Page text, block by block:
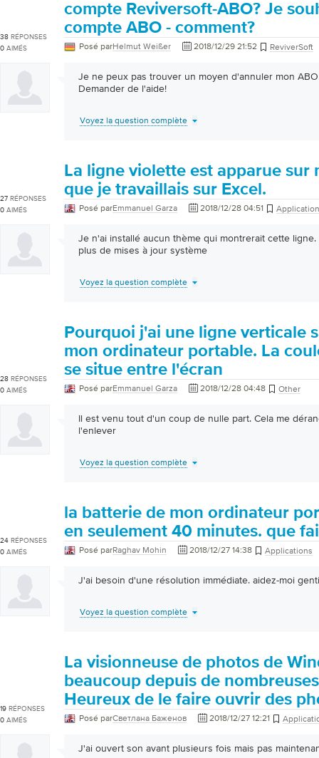
38 RÉPONSES
0 AIMÉS
compte Reviversoft-ABO? Je
compte ABO - comment?
Posé parHelmut Weißer 2018/12/29 21:52 ReviverSoft
Je ne peux pas trouver un moyen d'annuler mon
Demander de l'aide!
Voyez la question complète
27 RÉPONSES
0 AIMÉS
La ligne violette est apparue sur
que je travaillais sur Excel.
Posé parEmmanuel Garza 2018/12/28 04:51
Je n'ai installé aucun thème qui montrerait cette
plus de mises à jour système
Voyez la question complète
28 RÉPONSES
0 AIMÉS
Pourquoi j'ai une ligne verticale
mon ordinateur portable. La
se situe entre l'écran
Posé parEmmanuel Garza 2018/12/28 04:48 Other
Il est venu tout d'un coup de nulle part. Cela me
l'enlever
Voyez la question complète
24 RÉPONSES
0 AIMÉS
la batterie de mon ordinateur
en seulement 40 minutes. que
Posé parRaghav Mohin 2018/12/27 14:38 Applications
J'ai besoin d'une résolution immédiate. aidez-moi
Voyez la question complète
19 RÉPONSES
0 AIMÉS
La visionneuse de photos de
beaucoup depuis de
Heureux de le faire ouvrir des
Posé parСветлана Баженов 2018/12/27 12:21
J'ai ouvert son avant plusieurs fois mais pas